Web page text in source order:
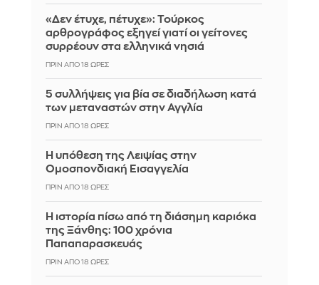
«Δεν έτυχε, πέτυχε»: Τούρκος
αρθρογράφος εξηγεί γιατί οι γείτονες
συρρέουν στα ελληνικά νησιά
ΠΡΙΝ ΑΠΌ 18 ΏΡΕΣ
5 συλλήψεις για βία σε διαδήλωση κατά
των μεταναστών στην Αγγλία
ΠΡΙΝ ΑΠΌ 18 ΏΡΕΣ
Η υπόθεση της Λειψίας στην
Ομοσπονδιακή Εισαγγελία
ΠΡΙΝ ΑΠΌ 18 ΏΡΕΣ
Η ιστορία πίσω από τη διάσημη καριόκα
της Ξάνθης: 100 χρόνια
Παπαπαρασκευάς
ΠΡΙΝ ΑΠΌ 18 ΏΡΕΣ